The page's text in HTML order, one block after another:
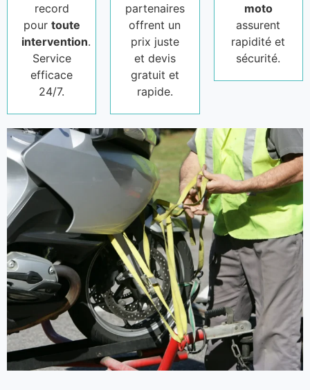
record
pour toute
intervention.
Service
efficace
24/7.
partenaires
offrent un
prix juste
et devis
gratuit et
rapide.
moto
assurent
rapidité et
sécurité.